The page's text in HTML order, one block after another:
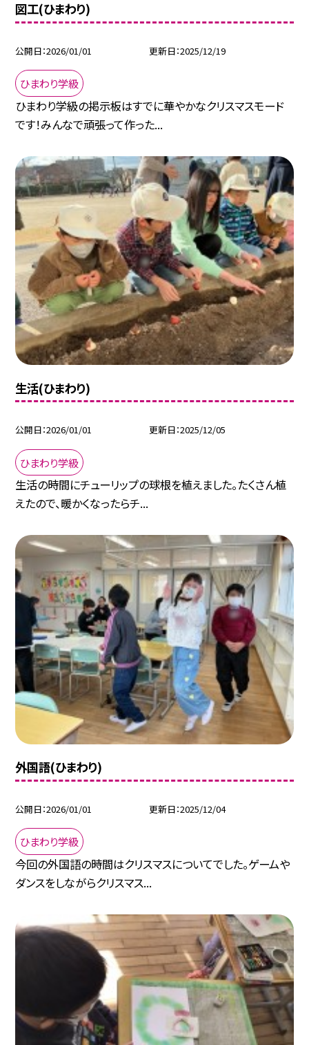
図工(ひまわり)
公開日 2026/01/01 更新日 2025/12/19
ひまわり学級
ひまわり学級の掲示板はすでに華やかなクリスマスモード
です！みんなで頑張って作った...
生活(ひまわり)
公開日 2026/01/01 更新日 2025/12/05
ひまわり学級
生活の時間にチューリップの球根を植えました。たくさん植
えたので、暖かくなったらチ...
外国語(ひまわり)
公開日 2026/01/01 更新日 2025/12/04
ひまわり学級
今回の外国語の時間はクリスマスについてでした。ゲームや
ダンスをしながらクリスマス...